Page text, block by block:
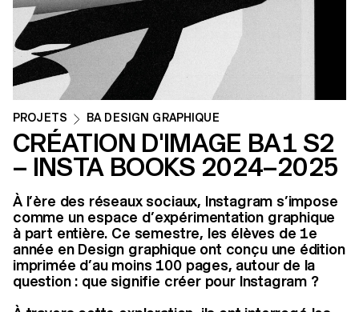
PROJETS BA DESIGN GRAPHIQUE
CRÉATION D'IMAGE BA1 S2
– INSTA BOOKS 2024–2025
À l’ère des réseaux sociaux, Instagram s’impose
comme un espace d’expérimentation graphique
à part entière. Ce semestre, les élèves de 1e
année en Design graphique ont conçu une édition
imprimée d’au moins 100 pages, autour de la
question : que signifie créer pour Instagram ?